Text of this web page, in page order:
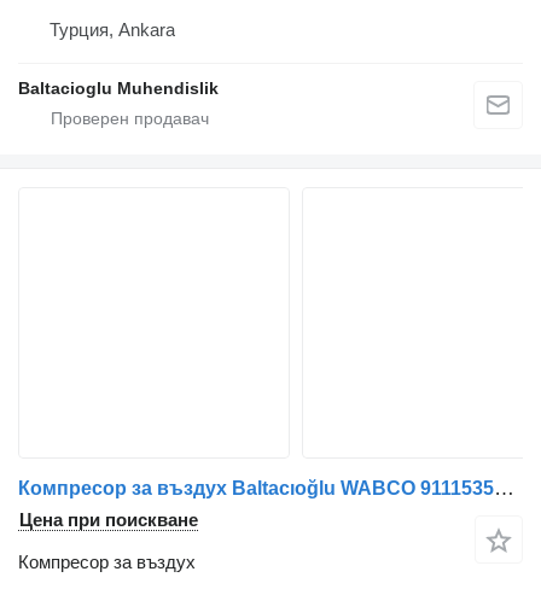
Турция, Ankara
Baltacioglu Muhendislik
Компресор за въздух Baltacıoğlu WABCO 9111535100 за автобус
Цена при поискване
Компресор за въздух